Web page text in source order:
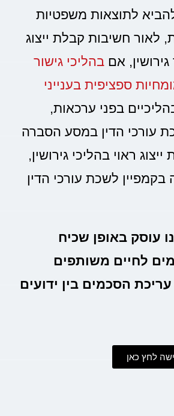
לתוצאות משפטיות
לאור חשיבות קבלת ייצוג
אםבהליכי גישור
ספציפית בענייני
בפני ערכאות,
עורכי הדין במסע הסברה
ראוי בהליכי גירושין,
לשכת עורכי הדין
עוסק באופן שכיח
לחיים משותפים
הסכמים בין ידועים
לחץ כאן